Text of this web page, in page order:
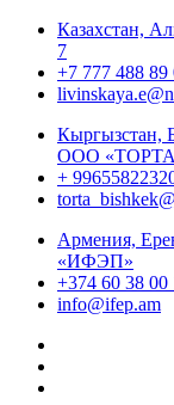
Казахстан,
7
+7 777 488 89
Кыргызстан,
ООО
+
Армения,
«ИФЭП»
+374 60 38 00
info@ifep.am